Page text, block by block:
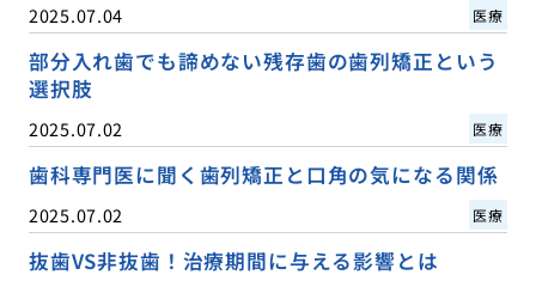
2025.07.04 医療
部分入れ歯でも諦めない残存歯の歯列矯正という
選択肢
2025.07.02 医療
歯科専門医に聞く歯列矯正と口角の気になる関係
2025.07.02 医療
抜歯VS非抜歯！治療期間に与える影響とは